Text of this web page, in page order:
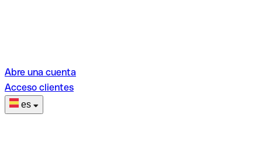
Abre una cuenta
Acceso clientes
es